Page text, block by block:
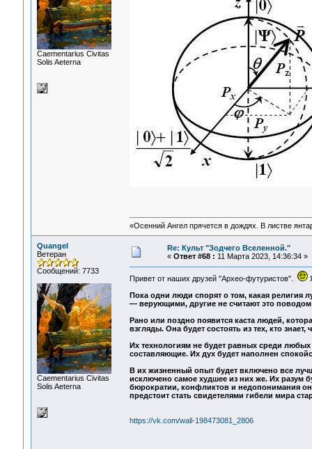
Сaementarius Civitas
Solis Aeterna
«Осенний Ангел прячется в дождях. В листве
Quangel
Ветеран
Сообщений: 7733
Сaementarius Civitas
Solis Aeterna
Re: Культ "Зодчего Вселенной."
« Ответ #68 : 11 Марта 2023, 14:36:34 »
Привет от наших друзей "Архео-футуристов".
Пока одни люди спорят о том, какая религия
— верующими, другие не считают это поводом
Рано или поздно появится каста людей,
взгляды. Она будет состоять из тех, кто
Их технологиям не будет равных среди любых
составляющие. Их дух будет наполнен
В их жизненный опыт будет включено все
исключено самое худшее из них же. Их разум
бюрократии, конфликтов и недопонимания
предстоит стать свидетелями гибели мира
https://vk.com/wall-198473081_2806